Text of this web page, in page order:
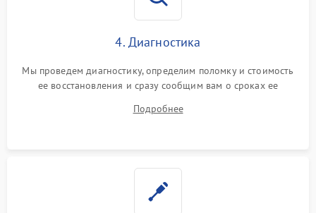
4. Диагностика
Мы проведем диагностику, определим поломку и стоимость
ее восстановления и сразу сообщим вам о сроках ее
Подробнее